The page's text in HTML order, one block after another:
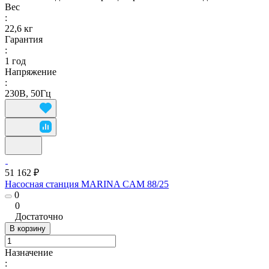
Вес
:
22,6 кг
Гарантия
:
1 год
Напряжение
:
230В, 50Гц
51 162 ₽
Насосная станция MARINA CAM 88/25
0
0
Достаточно
В корзину
Назначение
: